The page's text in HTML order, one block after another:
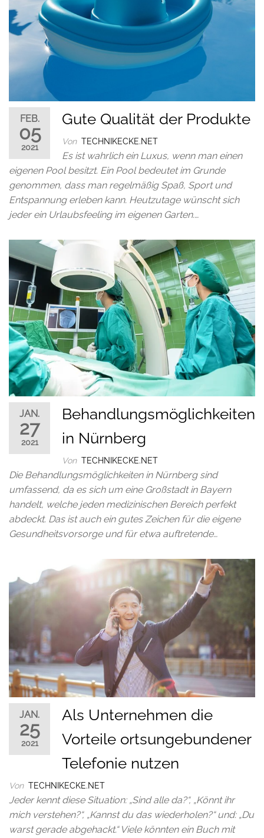
FEB.
05
2021
Gute Qualität der Produkte
Von TECHNIKECKE.NET
Es ist wahrlich ein Luxus, wenn man einen
eigenen Pool besitzt. Ein Pool bedeutet im Grunde
genommen, dass man regelmäßig Spaß, Sport und
Entspannung erleben kann. Heutzutage wünscht sich
jeder ein Urlaubsfeeling im eigenen Garten.…
JAN.
27
2021
Behandlungsmöglichkeiten
in Nürnberg
Von TECHNIKECKE.NET
Die Behandlungsmöglichkeiten in Nürnberg sind
umfassend, da es sich um eine Großstadt in Bayern
handelt, welche jeden medizinischen Bereich perfekt
abdeckt. Das ist auch ein gutes Zeichen für die eigene
Gesundheitsvorsorge und für etwa auftretende…
JAN.
25
2021
Als Unternehmen die
Vorteile ortsungebundener
Telefonie nutzen
Von TECHNIKECKE.NET
Jeder kennt diese Situation: „Sind alle da?“, „Könnt ihr
mich verstehen?“, „Kannst du das wiederholen?“ und: „Du
warst gerade abgehackt.“ Viele könnten ein Buch mit